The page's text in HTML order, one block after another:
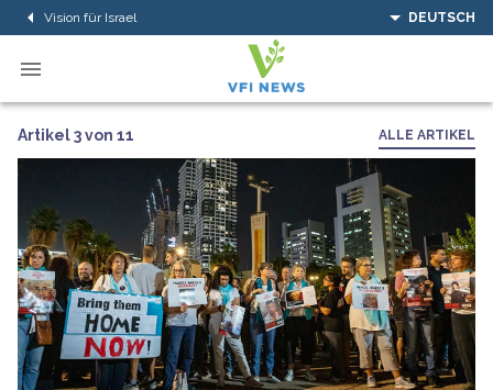
Vision für Israel DEUTSCH
Artikel 3 von 11 ALLE ARTIKEL